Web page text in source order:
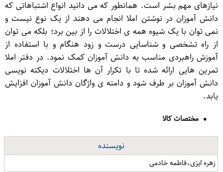
نیازهای مهم بشر است. همانطور که می دانید انواع اشتباهاتی که
دانش آموزان در نوشتن املا انجام می دهند از یک نوع نیست و
نمی توان با یک شیوه همه ی اختلالات را از بین برد؛ بلکه می توان
از راه تشخصی و شناسایی درست و زود هنگام و با استفاده از
آموزش راهبردی مناسب به دانش آموزان کمک نمود. در دفتر املا
تمرین هایی ارائه شده تا با تکرار آن ها اختلالات دیکته نویسی
دانش آموزان بر طرف شود و دامنه ی واژگان دانش آموزان افزایش
یابد.
مختصات کالا
نویسنده
زهره ایزی،فاطمه خادمی